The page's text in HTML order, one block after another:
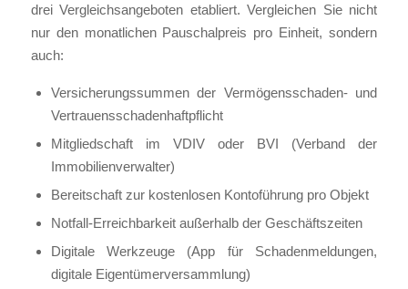
drei Vergleichsangeboten etabliert. Vergleichen Sie nicht
nur den monatlichen Pauschalpreis pro Einheit, sondern
auch:
Versicherungssummen der Vermögensschaden- und
Vertrauensschadenhaftpflicht
Mitgliedschaft im VDIV oder BVI (Verband der
Immobilienverwalter)
Bereitschaft zur kostenlosen Kontoführung pro Objekt
Notfall-Erreichbarkeit außerhalb der Geschäftszeiten
Digitale Werkzeuge (App für Schadenmeldungen,
digitale Eigentümerversammlung)